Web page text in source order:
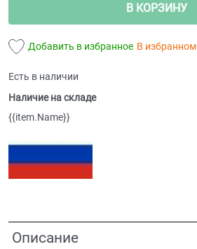
В КОРЗИНУ
Добавить в избранное В избранном
Есть в наличии
Наличие на складе
{{item.Name}}
Описание